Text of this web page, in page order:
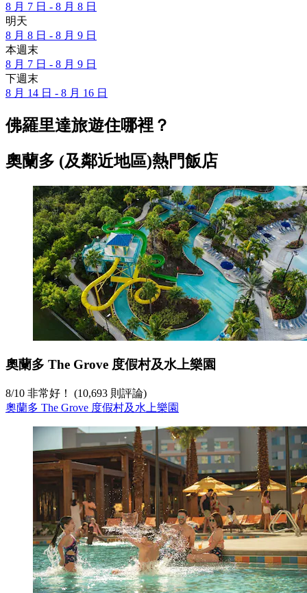
8 月 7 日 - 8 月 8 日
明天
8 月 8 日 - 8 月 9 日
本週末
8 月 7 日 - 8 月 9 日
下週末
8 月 14 日 - 8 月 16 日
佛羅里達旅遊住哪裡？
奧蘭多 (及鄰近地區)熱門飯店
奧蘭多 The Grove 度假村及水上樂園
8/10 非常好！ (10,693 則評論)
奧蘭多 The Grove 度假村及水上樂園